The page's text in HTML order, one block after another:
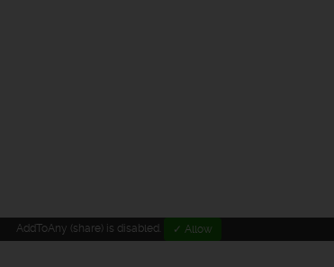
AddToAny (share) is disabled. ✓ Allow